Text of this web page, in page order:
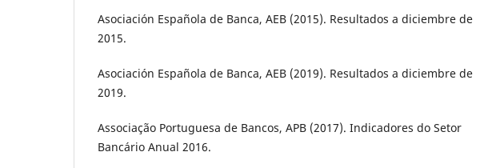
Asociación Española de Banca, AEB (2015). Resultados a diciembre de
2015.
Asociación Española de Banca, AEB (2019). Resultados a diciembre de
2019.
Associação Portuguesa de Bancos, APB (2017). Indicadores do Setor
Bancário Anual 2016.